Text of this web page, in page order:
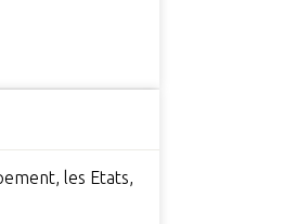
les Etats,